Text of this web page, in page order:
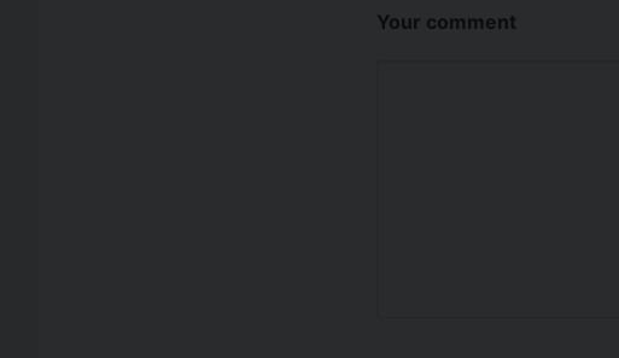
Your comment